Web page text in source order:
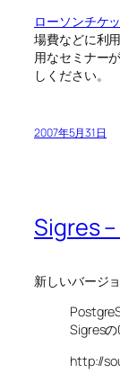
ローソンチケ
場費などに利
用なセミナー
しください。
2007年5月31日
Sigres
新しいバージ
Sigresの
http://